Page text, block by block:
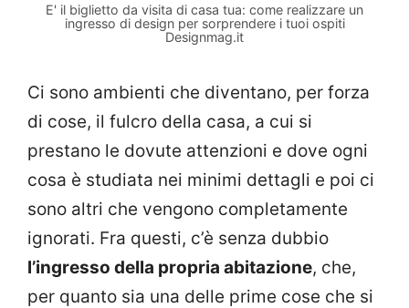
E' il biglietto da visita di casa tua: come realizzare un
ingresso di design per sorprendere i tuoi ospiti
Designmag.it
Ci sono ambienti che diventano, per forza
di cose, il fulcro della casa, a cui si
prestano le dovute attenzioni e dove ogni
cosa è studiata nei minimi dettagli e poi ci
sono altri che vengono completamente
ignorati. Fra questi, c’è senza dubbio
l’ingresso della propria abitazione, che,
per quanto sia una delle prime cose che si